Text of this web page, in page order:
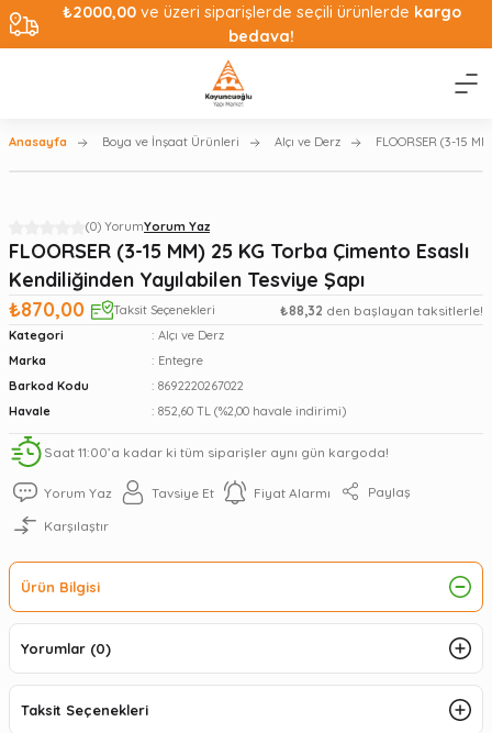
₺2000,00ve üzeri siparişlerde seçili ürünlerde kargo
bedava!
Anasayfa Boya ve İnşaat Ürünleri Alçı ve Derz FLOORSER (3-15
(0) YorumYorum Yaz
FLOORSER (3-15 MM) 25 KG Torba Çimento Esaslı
Kendiliğinden Yayılabilen Tesviye Şapı
₺870,00
Taksit Seçenekleri ₺88,32 den başlayan taksitlerle!
Kategori
Alçı ve Derz
Marka
Entegre
Barkod Kodu
8692220267022
Havale
852,60 TL (%2,00 havale indirimi)
Saat 11:00’a kadar ki tüm siparişler aynı gün kargoda!
Yorum Yaz Tavsiye Et Fiyat Alarmı Paylaş
Karşılaştır
Ürün Bilgisi
Yorumlar (0)
Taksit Seçenekleri